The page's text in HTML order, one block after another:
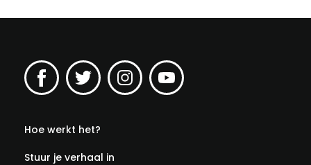
Hoe werkt het?
Stuur je verhaal in